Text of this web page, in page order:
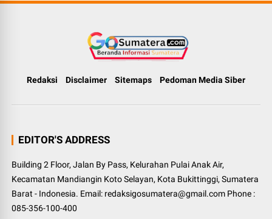
Redaksi Disclaimer Sitemaps Pedoman Media Siber
EDITOR'S ADDRESS
Building 2 Floor, Jalan By Pass, Kelurahan Pulai Anak Air,
Kecamatan Mandiangin Koto Selayan, Kota Bukittinggi, Sumatera
Barat - Indonesia. Email: redaksigosumatera@gmail.com Phone :
085-356-100-400